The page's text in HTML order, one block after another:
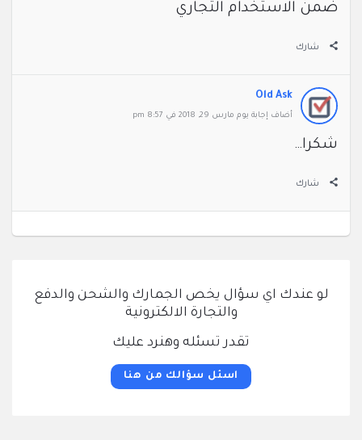
ضمن الاستخدام التجاري
شارك
Old Ask
‫أضاف ‫‫إجابة يوم مارس 29, 2018 في 8:57 pm
شكرا…
شارك
لو عندك اي سؤال يخص الجمارك والشحن والدفع
والتجارة الالكترونية
تقدر تسئله وهنرد عليك
اسئل سؤالك من هنا